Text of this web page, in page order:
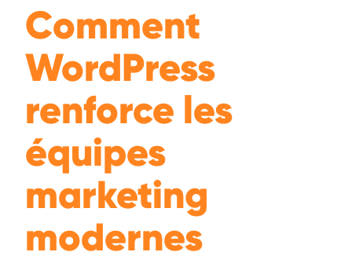
Comment
WordPress
renforce les
équipes
marketing
modernes